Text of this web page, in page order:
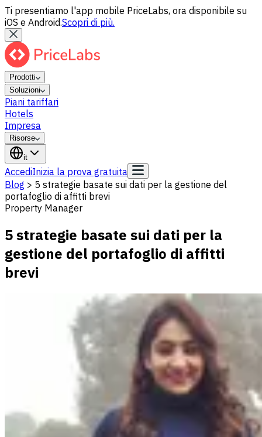
Ti presentiamo l'app mobile PriceLabs, ora disponibile su
iOS e Android.Scopri di più.
Prodotti
Soluzioni
Piani tariffari
Hotels
Impresa
Risorse
it
AccediInizia la prova gratuita
Blog > 5 strategie basate sui dati per la gestione del
portafoglio di affitti brevi
Property Manager
5 strategie basate sui dati per la
gestione del portafoglio di affitti
brevi